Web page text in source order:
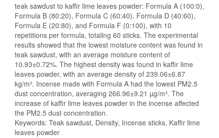
teak sawdust to kaffir lime leaves powder: Formula A (100:0),
Formula B (80:20), Formula C (60:40), Formula D (40:60),
Formula E (20:80), and Formula F (0:100), with 10
repetitions per formula, totaling 60 sticks. The experimental
results showed that the lowest moisture content was found in
teak sawdust, with an average moisture content of
10.93±0.72%. The highest density was found in kaffir lime
leaves powder, with an average density of 239.06±6.87
kg/m³. Incense made with Formula A had the lowest PM2.5
dust concentration, averaging 266.96±9.21 µg/m³. The
increase of kaffir lime leaves powder in the incense affected
the PM2.5 dust concentration.
Keywords: Teak sawdust, Density, Incense sticks, Kaffir lime
leaves powder